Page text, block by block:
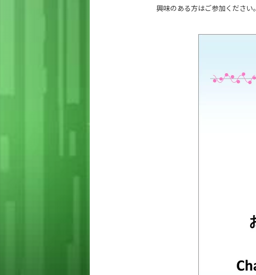
興味のある方はご参加ください。